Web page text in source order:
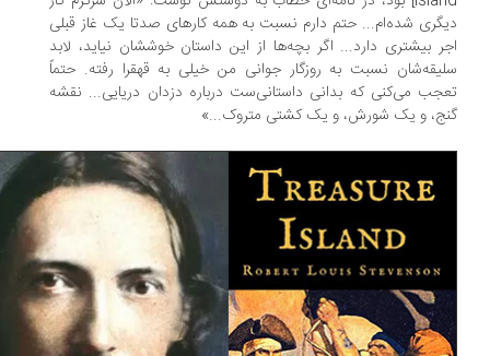
شده‌ام... حتم دارم نسبت به همه کارهای صدتا یک غاز قبلی
بیشتری دارد... اگر بچه‌ها از این داستان خوششان نیاید، لابد
نسبت به روزگار جوانی من خیلی به قهقرا رفته. حتماً
می‌کنی که بدانی داستانی‌ست درباره دزدان دریایی... نقشه
و یک شورش، و یک کشتی متروک...»